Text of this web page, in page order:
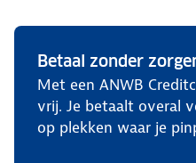
Betaal zonder
Met een ANWB
vrij. Je betaalt overal
op plekken waar je